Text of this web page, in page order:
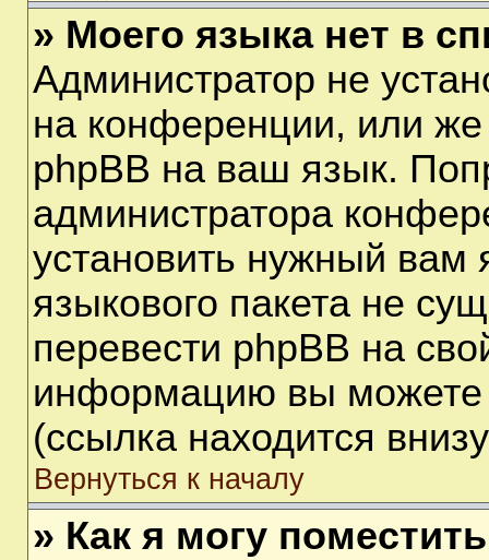
» Моего языка нет в
Администратор не
на конференции, или же
phpBB на ваш язык.
администратора
установить нужный вам
языкового пакета не
перевести phpBB на
информацию вы можете
(ссылка находится
Вернуться к началу
» Как я могу